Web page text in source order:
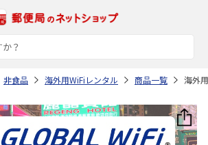
非食品 海外用WiFiレンタル 商品一覧 海外